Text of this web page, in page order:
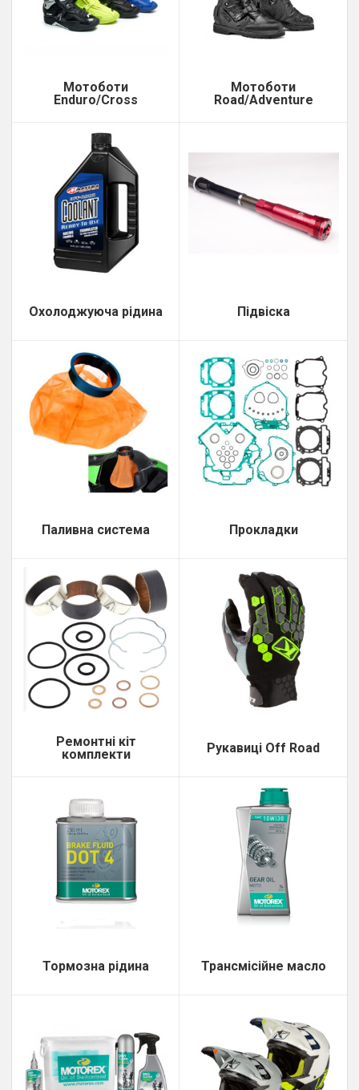
Мотоботи
Enduro/Cross
Мотоботи
Road/Adventure
Охолоджуюча рідина Підвіска
Паливна система Прокладки
Ремонтні кіт
комплекти
Рукавиці Off Road
Тормозна рідина Трансмісійне масло